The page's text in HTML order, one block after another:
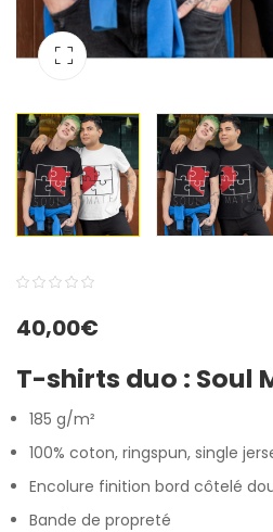
out
based
on
40,00€
T-shirts duo : Soul
185 g/m²
100% coton, ringspun, single
Encolure finition bord côtelé
Bande de propreté